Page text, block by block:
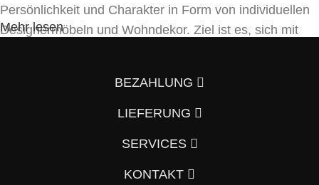
ca.6 Wochen
Persönlichkeit und Charakter in Form von individuellen
Designermöbeln und Wohndekor. Ziel ist es, sich mit
von der Masse abzuheben.
Vorzimmer, Wohnzimmer, Schlafzimmer, Badezimmer
Mehr lesen
BEZAHLUNG
LIEFERUNG
SERVICES
KONTAKT